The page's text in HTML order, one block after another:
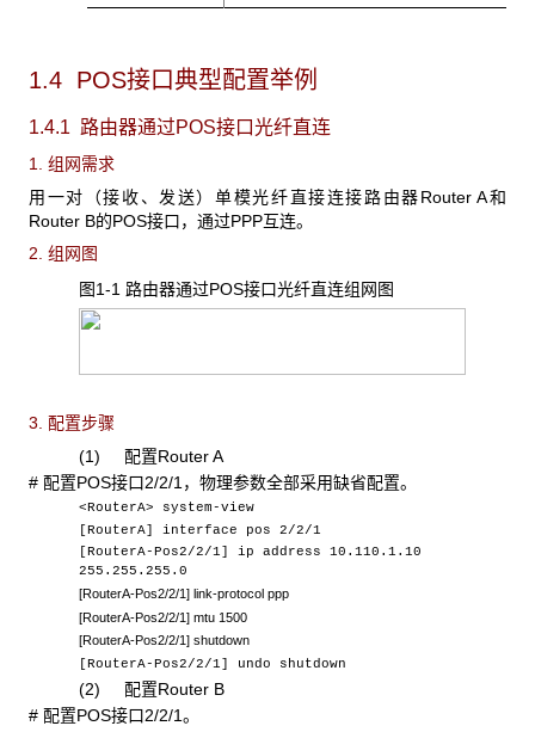
1.4 POS接口典型配置举例
1.4.1 路由器通过POS接口光纤直连
1. 组网需求
用一对（接收、发送）单模光纤直接连接路由器Router A和
Router B的POS接口，通过PPP互连。
2. 组网图
图1-1 路由器通过POS接口光纤直连组网图
3. 配置步骤
(1) 配置Router A
# 配置POS接口2/2/1，物理参数全部采用缺省配置。
<RouterA> system-view
[RouterA] interface pos 2/2/1
[RouterA-Pos2/2/1] ip address 10.110.1.10
255.255.255.0
[RouterA-Pos2/2/1] link-protocol ppp
[RouterA-Pos2/2/1] mtu 1500
[RouterA-Pos2/2/1] shutdown
[RouterA-Pos2/2/1] undo shutdown
(2) 配置Router B
# 配置POS接口2/2/1。